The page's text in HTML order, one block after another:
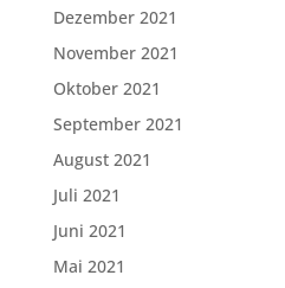
Dezember 2021
November 2021
Oktober 2021
September 2021
August 2021
Juli 2021
Juni 2021
Mai 2021